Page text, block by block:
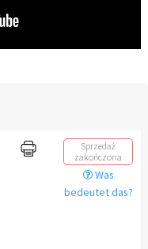
Sprzedaż
zakończona
Was
bedeutet das?